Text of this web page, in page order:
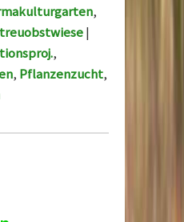
,
|
,
, Pflanzenzucht,